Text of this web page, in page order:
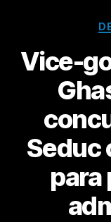
Vice-
Seduc
para